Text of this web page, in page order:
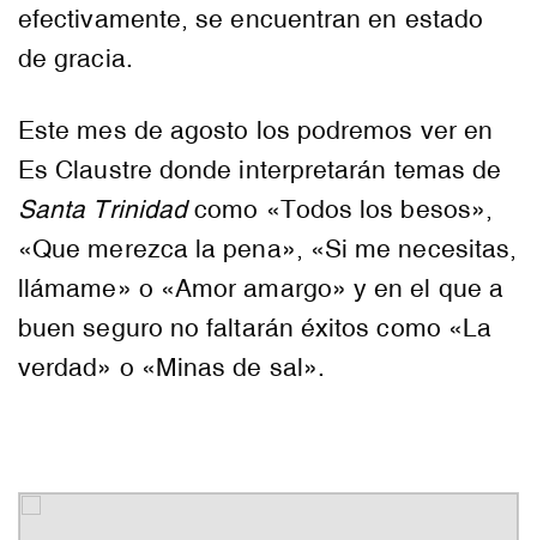
efectivamente, se encuentran en estado
de gracia.
Este mes de agosto los podremos ver en
Es Claustre donde interpretarán temas de
Santa Trinidadcomo «Todos los besos»,
«Que merezca la pena», «Si me necesitas,
llámame» o «Amor amargo» y en el que a
buen seguro no faltarán éxitos como «La
verdad» o «Minas de sal».